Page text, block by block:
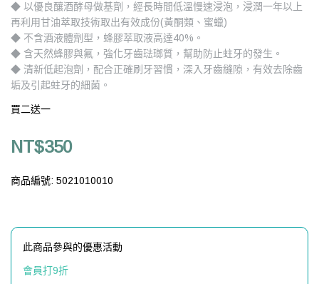
◆ 以優良釀酒酵母做基劑，經長時間低溫慢速浸泡，浸潤一年以上
再利用甘油萃取技術取出有效成份(黃酮類、蜜蠟)
◆ 不含酒液體劑型，蜂膠萃取液高達40%。
◆ 含天然蜂膠與氟，強化牙齒琺瑯質，幫助防止蛀牙的發生。
◆ 清新低起泡劑，配合正確刷牙習慣，深入牙齒縫隙，有效去除齒
垢及引起蛀牙的細菌。
買二送一
NT$350
商品編號: 5021010010
此商品參與的優惠活動
會員打9折